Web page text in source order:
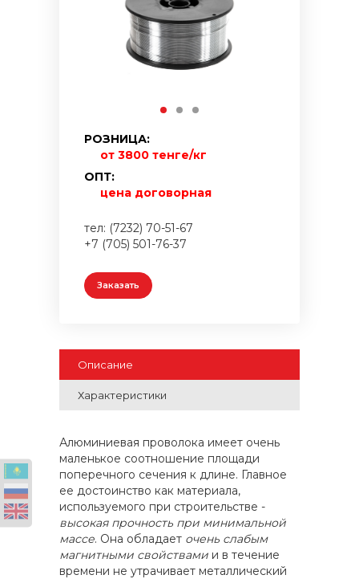
РОЗНИЦА:
от 3800 тенге/кг
ОПТ:
цена договорная
тел: (7232) 70-51-67
+7 (705) 501-76-37
Заказать
Описание
Характеристики
Алюминиевая проволока имеет очень
маленькое соотношение площади
поперечного сечения к длине. Главное
ее достоинство как материала,
используемого при строительстве -
высокая прочность при минимальной
массе. Она обладает очень слабым
магнитными свойствами и в течение
времени не утрачивает металлический